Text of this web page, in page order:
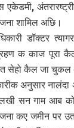
एकेडमी,
शामिल अछि।
डॉक्टर
क काज पूरा
सेहो कैल जा चुकल
अनुसार नालंदा
सन गाम आब
कए जमीन पर